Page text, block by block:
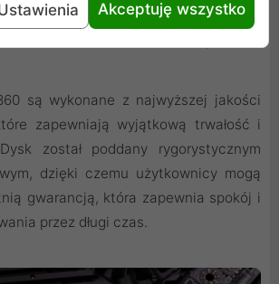
są wykonane z najwyższej jakości
zapewniają wyjątkową trwałość i
został poddany rygorystycznym
dzięki czemu użytkownicy mogą
gwarancją, która zapewnia spokój i
przez długi czas.
Akceptuję wszystko